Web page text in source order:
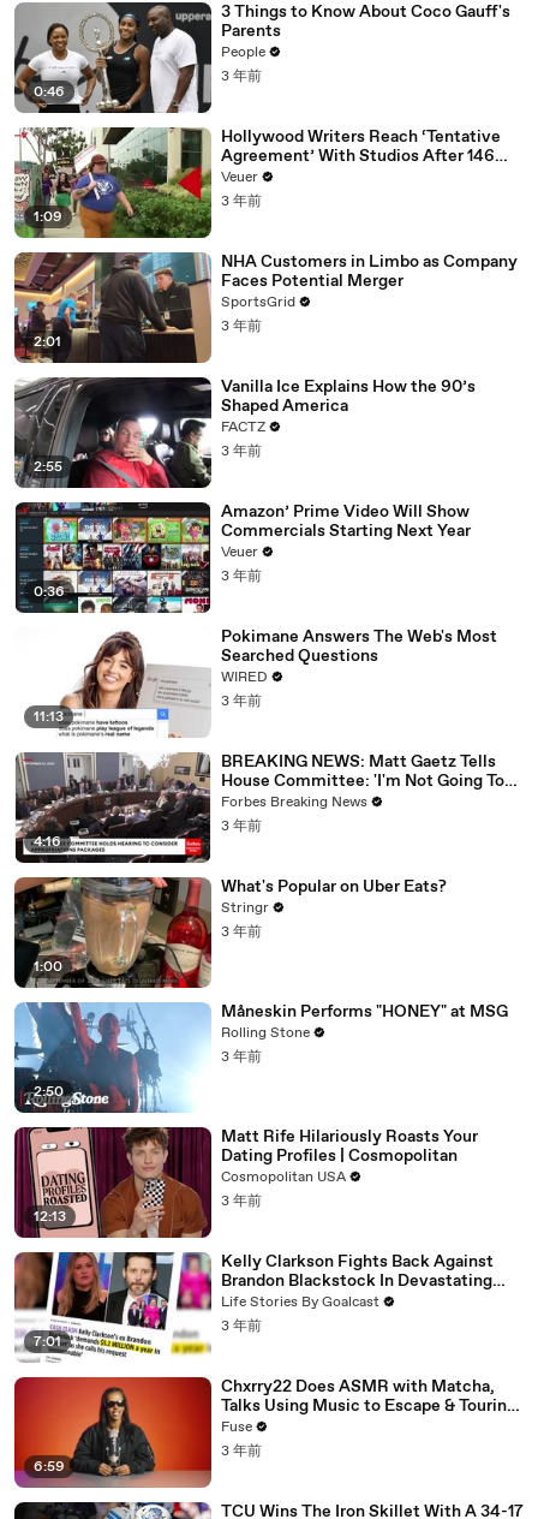
0:46
3 Things to Know About Coco Gauff's
Parents
People
3 年前
1:09
Hollywood Writers Reach ‘Tentative
Agreement’ With Studios After 146
Day Strike
Veuer
3 年前
2:01
NHA Customers in Limbo as Company
Faces Potential Merger
SportsGrid
3 年前
2:55
Vanilla Ice Explains How the 90’s
Shaped America
FACTZ
3 年前
0:36
Amazon’ Prime Video Will Show
Commercials Starting Next Year
Veuer
3 年前
11:13
Pokimane Answers The Web's Most
Searched Questions
WIRED
3 年前
4:16
BREAKING NEWS: Matt Gaetz Tells
House Committee: 'I'm Not Going To
Vote For A Continuing Resolution'
Forbes Breaking News
3 年前
1:00
What's Popular on Uber Eats?
Stringr
3 年前
2:50
Måneskin Performs "HONEY" at MSG
Rolling Stone
3 年前
12:13
Matt Rife Hilariously Roasts Your
Dating Profiles | Cosmopolitan
Cosmopolitan USA
3 年前
7:01
Kelly Clarkson Fights Back Against
Brandon Blackstock In Devastating
Divorce Battle
Life Stories By Goalcast
3 年前
6:59
Chxrry22 Does ASMR with Matcha,
Talks Using Music to Escape & Touring
with The Weeknd
Fuse
3 年前
TCU Wins The Iron Skillet With A 34-17